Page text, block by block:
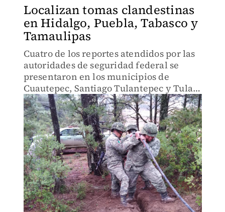
Localizan tomas clandestinas
en Hidalgo, Puebla, Tabasco y
Tamaulipas
Cuatro de los reportes atendidos por las
autoridades de seguridad federal se
presentaron en los municipios de
Cuautepec, Santiago Tulantepec y Tula
de Allende